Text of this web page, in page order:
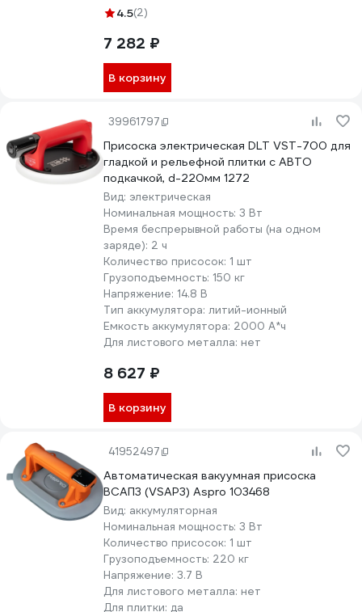
4.5(2)
7 282 ₽
В корзину
39961797
Присоска электрическая DLT VST-700 для
гладкой и рельефной плитки с АВТО
подкачкой, d-220мм 1272
Вид: электрическая
Номинальная мощность: 3 Вт
Время беспрерывной работы (на одном
заряде): 2 ч
Количество присосок: 1 шт
Грузоподъемность: 150 кг
Напряжение: 14.8 В
Тип аккумулятора: литий-ионный
Емкость аккумулятора: 2000 А*ч
Для листового металла: нет
8 627 ₽
В корзину
41952497
Автоматическая вакуумная присоска
ВСАП3 (VSAP3) Aspro 103468
Вид: аккумуляторная
Номинальная мощность: 3 Вт
Количество присосок: 1 шт
Грузоподъемность: 220 кг
Напряжение: 3.7 В
Для листового металла: нет
Для плитки: да